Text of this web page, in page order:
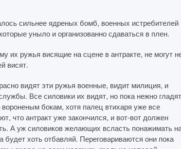
сильнее ядреных бомб, военных истребителей
уныло и организованно сдаваться в плен.
их ружья висящие на сцене в антракте, не могут
висят.
видят эти ружья военные, видит милиция, и
Все силовики их видят, но пока нежно гладят
вороненым бокам, хотя палец втихаря уже все
что антракт уже закончился, и вот-вот должен
А уж силовиков желающих всласть понажимать
будет хоть отбавляй. Переговариваются они пока